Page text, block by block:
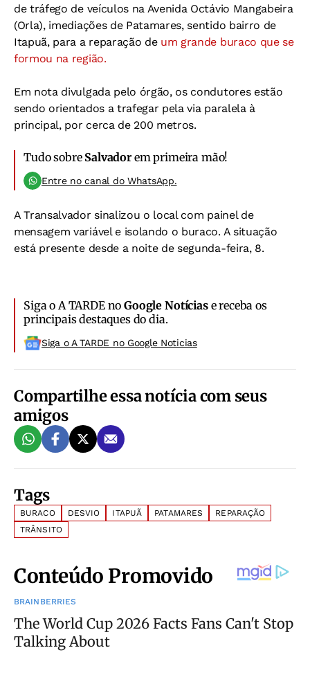
de tráfego de veículos na Avenida Octávio Mangabeira
(Orla), imediações de Patamares, sentido bairro de
Itapuã, para a reparação de um grande buraco que se
formou na região.
Em nota divulgada pelo órgão, os condutores estão
sendo orientados a trafegar pela via paralela à
principal, por cerca de 200 metros.
Tudo sobre Salvadorem primeira mão!
Entre no canal do WhatsApp.
A Transalvador sinalizou o local com painel de
mensagem variável e isolando o buraco. A situação
está presente desde a noite de segunda-feira, 8.
Siga o A TARDE noGoogle Notíciase receba os
principais destaques do dia.
Siga o A TARDE no Google Noticias
Compartilhe essa notícia com seus
amigos
Tags
BURACO DESVIO ITAPUÃ PATAMARES
REPARAÇÃO
TRÂNSITO